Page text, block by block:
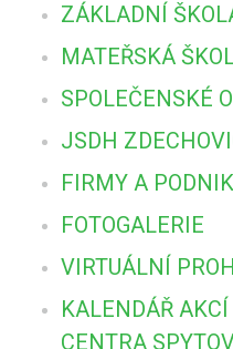
ZÁKLADNÍ
MATEŘSKÁ
SPOLEČENSKÉ
JSDH
FIRMY A
FOTOGALERIE
VIRTUÁLNÍ
KALENDÁŘ
CENTRA